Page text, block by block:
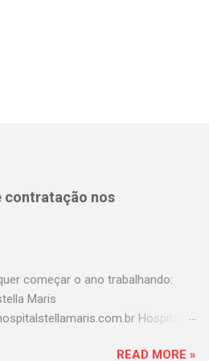
contratação nos
começar o ano trabalhando:
Maris
Hospital
contato@masterclin.com.br Prevent
READ MORE »